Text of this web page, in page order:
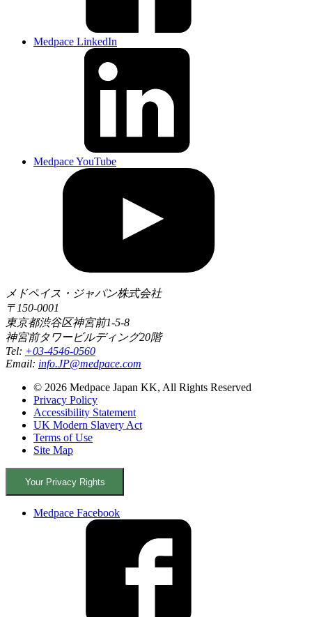
Medpace LinkedIn
Medpace YouTube
メドペイス・ジャパン株式会社
〒150-0001
東京都渋谷区神宮前1-5-8
神宮前タワービルディング20階
Tel: +03-4546-0560
Email: info.JP@medpace.com
© 2026 Medpace Japan KK, All Rights Reserved
Privacy Policy
Accessibility Statement
UK Modern Slavery Act
Terms of Use
Site Map
Your Privacy Rights
Medpace Facebook